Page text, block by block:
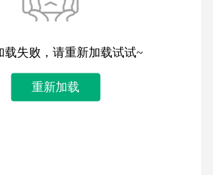
载失败，请重新加载试试~
重新加载